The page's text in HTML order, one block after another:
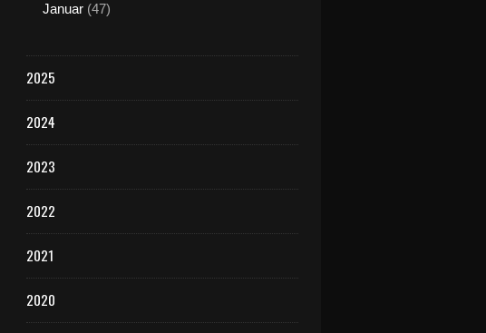
Januar (47)
2025
2024
2023
2022
2021
2020